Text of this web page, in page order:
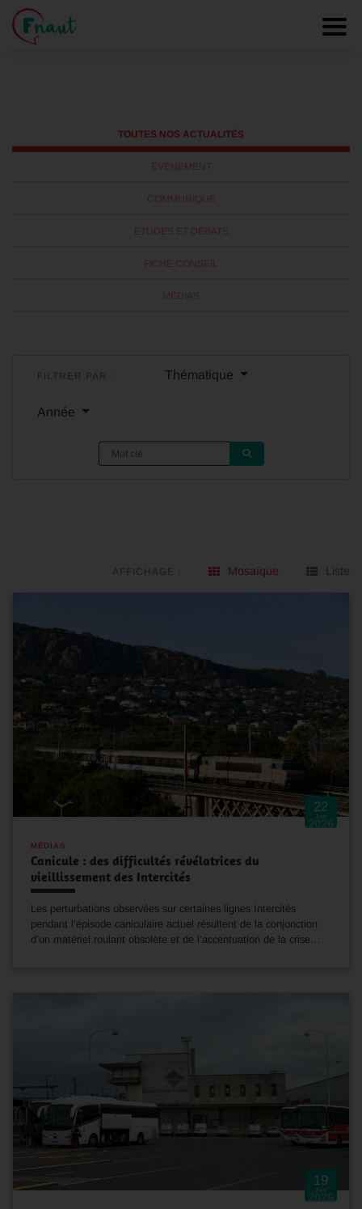
Panneau de gestion des cookies
Sécurité routière
TOUTES NOS ACTUALITÉS
EVÈNEMENT
COMMUNIQUÉ
ÉTUDES ET DÉBATS
FICHE CONSEIL
MÉDIAS
FILTRER PAR : Thématique
Année
AFFICHAGE : Mosaïque Liste
22
Juin
2026
MÉDIAS
Canicule : des difficultés révélatrices du
vieillissement des Intercités
Les perturbations observées sur certaines lignes Intercités
pendant l’épisode caniculaire actuel résultent de la conjonction
d’un matériel roulant obsolète et de l’accentuation de la crise…
19
Juin
2026